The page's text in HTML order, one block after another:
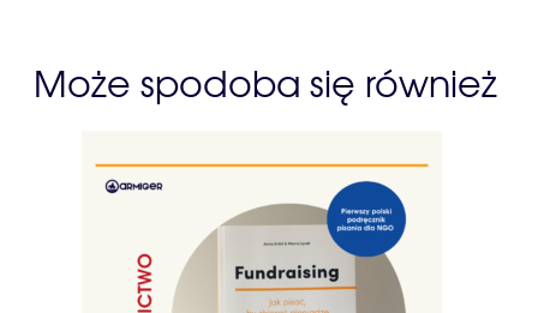
Może spodoba się również